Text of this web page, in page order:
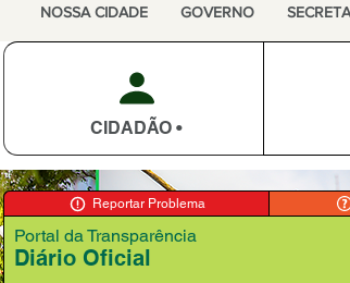
NOSSA CIDADE GOVERNO
CIDADÃO •
Reportar Problema
Diário Oficial
Portal da Transparência